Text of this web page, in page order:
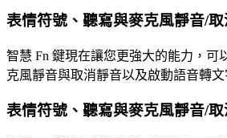
表情符號、聽寫與麥克風靜音/
智慧 Fn 鍵現在讓您更強大的能力，可
克風靜音與取消靜音以及啟動語音轉文
表情符號、聽寫與麥克風靜音/